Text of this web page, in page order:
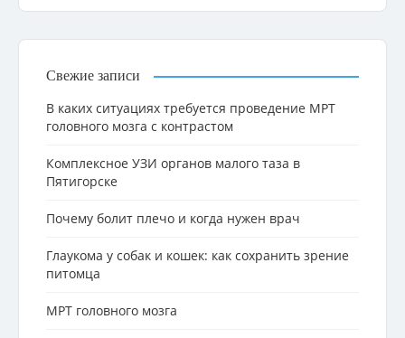
Свежие записи
В каких ситуациях требуется проведение МРТ
головного мозга с контрастом
Комплексное УЗИ органов малого таза в
Пятигорске
Почему болит плечо и когда нужен врач
Глаукома у собак и кошек: как сохранить зрение
питомца
МРТ головного мозга